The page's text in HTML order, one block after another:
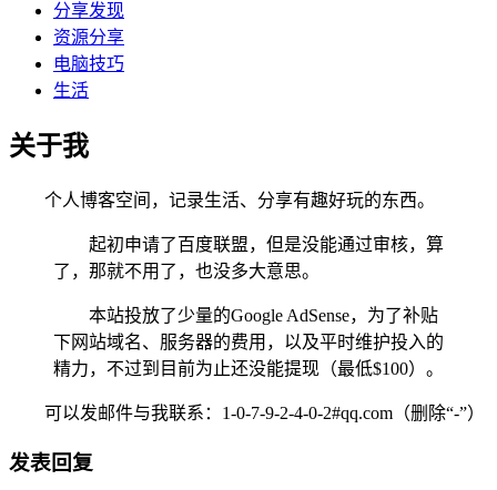
分享发现
资源分享
电脑技巧
生活
关于我
个人博客空间，记录生活、分享有趣好玩的东西。
起初申请了百度联盟，但是没能通过审核，算
了，那就不用了，也没多大意思。
本站投放了少量的Google AdSense，为了补贴
下网站域名、服务器的费用，以及平时维护投入的
精力，不过到目前为止还没能提现（最低$100）。
可以发邮件与我联系：1-0-7-9-2-4-0-2#qq.com（删除“-”）
发表回复